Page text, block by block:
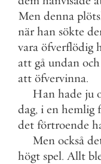
Men denna
när han sökte
vara öfverflödig
att gå undan och
att öfvervinna.
Han hade ju
dag, i en hemlig
det förtroende
Men också
högt spel. Allt